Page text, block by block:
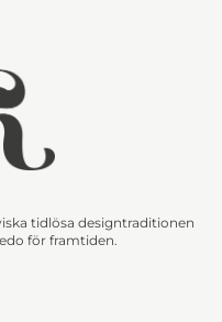
tidlösa designtraditionen
för framtiden.